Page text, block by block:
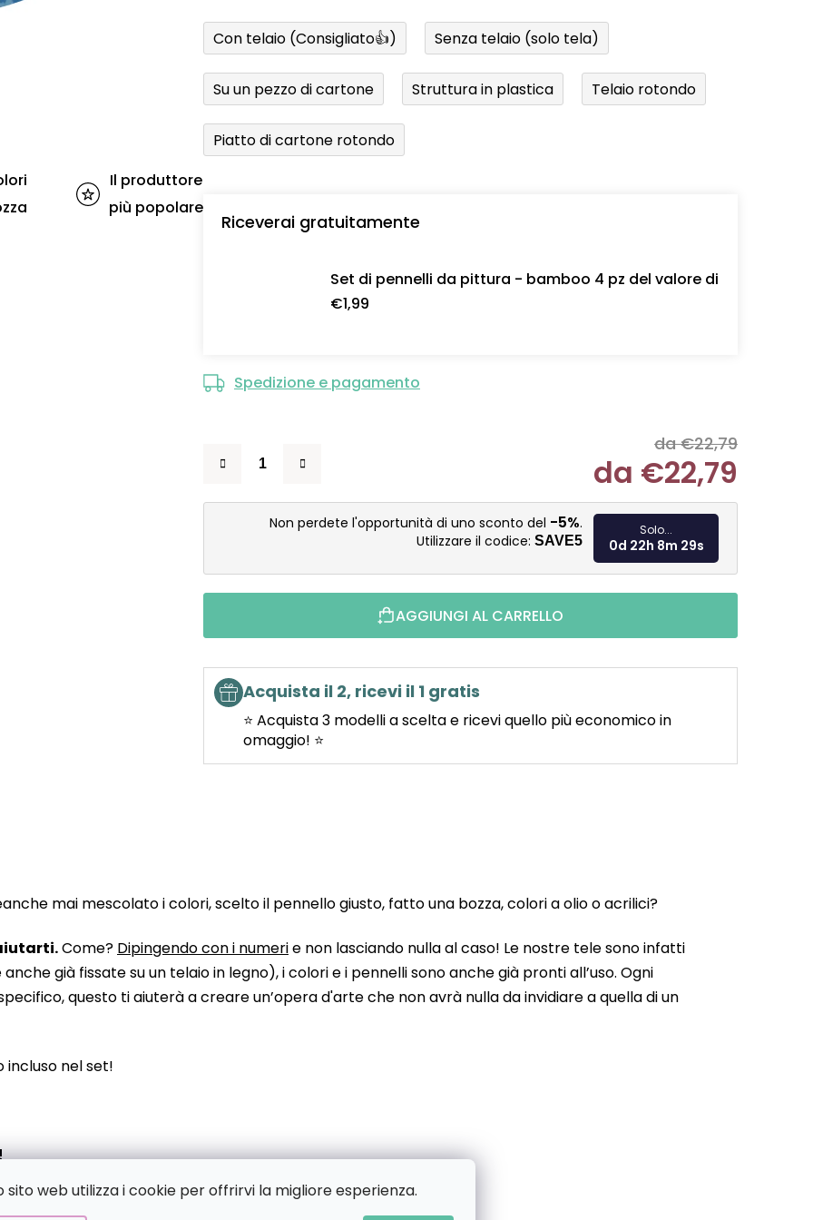
sito web utilizza i cookie per offrirvi la migliore esperienza.
Con telaio (Consigliato👍) Senza telaio (solo tela)
Su un pezzo di cartone Struttura in plastica Telaio rotondo
Piatto di cartone rotondo
Riceverai gratuitamente
Set di pennelli da pittura - bamboo 4 pz del valore di
€1,99
Spedizione e pagamento
da €22,79
da €22,79
Misura
Non perdete l'opportunità di uno sconto del -5%.
Utilizzare il codice: SAVE5
Solo...
0d 22h 8m 28s
AGGIUNGI AL CARRELLO
Acquista il 2, ricevi il 1 gratis
⭐ Acquista 3 modelli a scelta e ricevi quello più economico in
omaggio! ⭐
Il produttore
più popolare
mai mescolato i colori, scelto il pennello giusto, fatto una bozza, colori a olio o acrilici?
Come? Dipingendo con i numerie non lasciando nulla al caso! Le nostre tele sono infatti
già fissate su un telaio in legno), i colori e i pennelli sono anche già pronti all’uso. Ogni
questo ti aiuterà a creare un’opera d'arte che non avrà nulla da invidiare a quella di un
incluso nel set!